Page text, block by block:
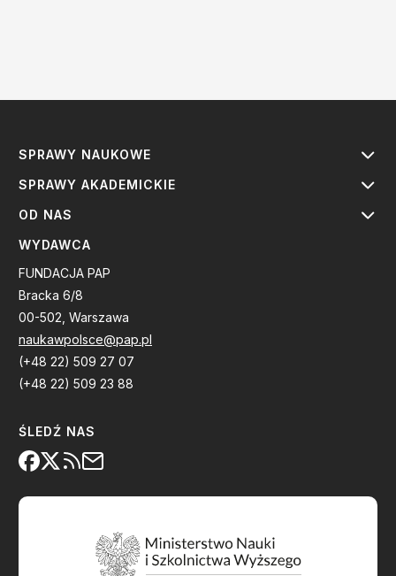
SPRAWY NAUKOWE
SPRAWY AKADEMICKIE
OD NAS
WYDAWCA
FUNDACJA PAP
Bracka 6/8
00-502, Warszawa
naukawpolsce@pap.pl
(+48 22) 509 27 07
(+48 22) 509 23 88
ŚLEDŹ NAS